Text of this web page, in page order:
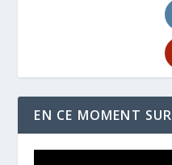
EN CE MOMENT